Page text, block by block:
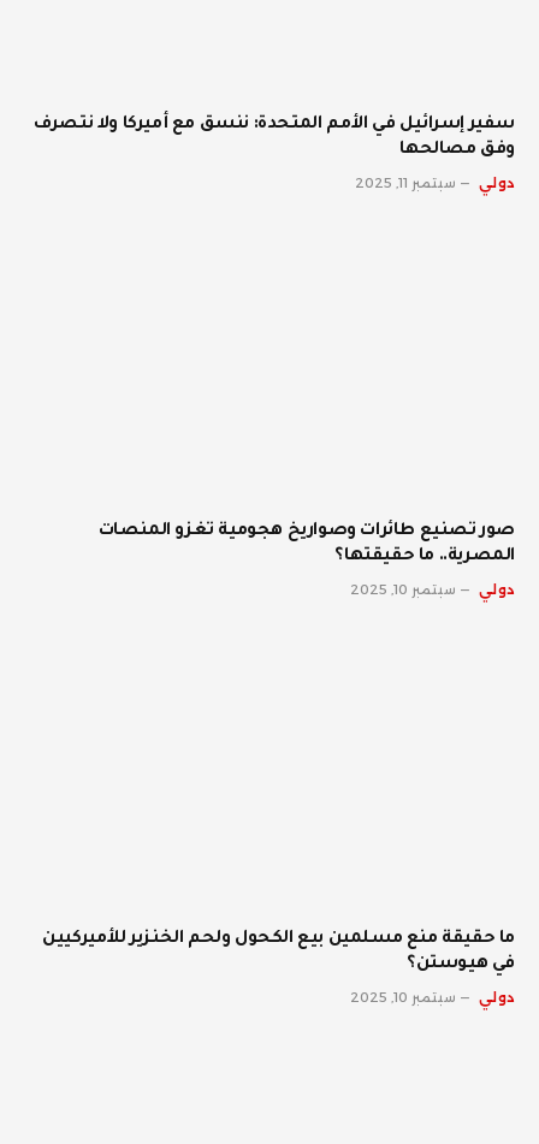
سفير إسرائيل في الأمم المتحدة: ننسق مع أميركا ولا نتصرف
وفق مصالحها
دولي سبتمبر 11, 2025
صور تصنيع طائرات وصواريخ هجومية تغزو المنصات
المصرية.. ما حقيقتها؟
دولي سبتمبر 10, 2025
ما حقيقة منع مسلمين بيع الكحول ولحم الخنزير للأميركيين
في هيوستن؟
دولي سبتمبر 10, 2025